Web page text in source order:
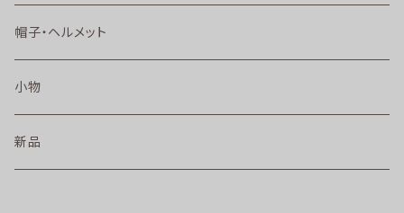
帽子・ヘルメット
小物
新品